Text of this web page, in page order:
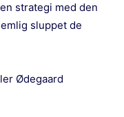
strategi med den
sluppet de
Ødegaard